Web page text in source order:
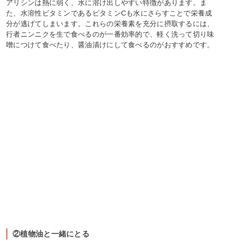
アリシンは熱に弱く、水に溶け出しやすい特徴があります。ま
た、水溶性ビタミンであるビタミンCも水にさらすことで栄養成
分が逃げてしまいます。これらの栄養素を充分に摂取するには、
行者ニンニクを生で食べるのが一番効率的で、軽く洗って切り味
噌につけて食べたり、醤油漬けにして食べるのがおすすめです。
②植物油と一緒にとる